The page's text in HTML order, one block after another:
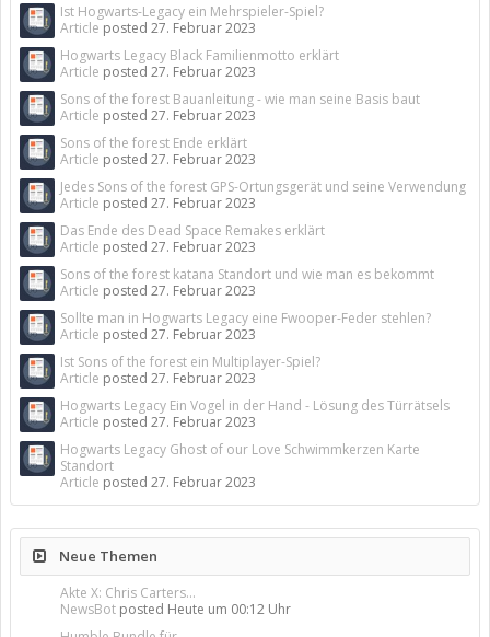
Ist Hogwarts-Legacy ein Mehrspieler-Spiel?
Article posted 27. Februar 2023
Hogwarts Legacy Black Familienmotto erklärt
Article posted 27. Februar 2023
Sons of the forest Bauanleitung - wie man seine Basis baut
Article posted 27. Februar 2023
Sons of the forest Ende erklärt
Article posted 27. Februar 2023
Jedes Sons of the forest GPS-Ortungsgerät und seine Verwendung
Article posted 27. Februar 2023
Das Ende des Dead Space Remakes erklärt
Article posted 27. Februar 2023
Sons of the forest katana Standort und wie man es bekommt
Article posted 27. Februar 2023
Sollte man in Hogwarts Legacy eine Fwooper-Feder stehlen?
Article posted 27. Februar 2023
Ist Sons of the forest ein Multiplayer-Spiel?
Article posted 27. Februar 2023
Hogwarts Legacy Ein Vogel in der Hand - Lösung des Türrätsels
Article posted 27. Februar 2023
Hogwarts Legacy Ghost of our Love Schwimmkerzen Karte
Standort
Article posted 27. Februar 2023
Neue Themen
Akte X: Chris Carters...
NewsBot posted Heute um 00:12 Uhr